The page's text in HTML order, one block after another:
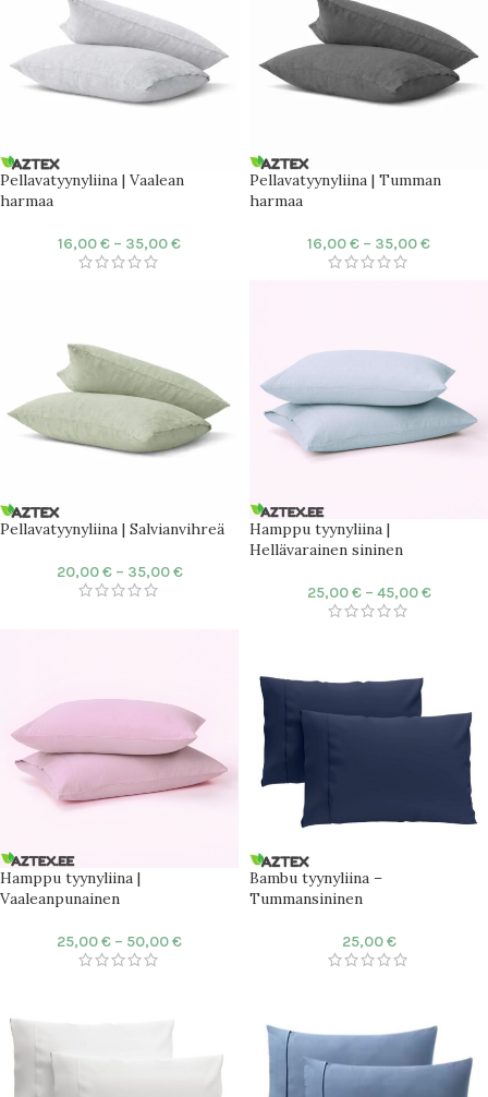
Pellavatyynyliina | Vaalean
harmaa
16,00€ – 35,00€
Pellavatyynyliina | Tumman
harmaa
16,00€ – 35,00€
Pellavatyynyliina | Salvianvihreä
20,00€ – 35,00€
Hamppu tyynyliina |
Hellävarainen sininen
25,00€ – 45,00€
Hamppu tyynyliina |
Vaaleanpunainen
25,00€ – 50,00€
Bambu tyynyliina –
Tummansininen
25,00€